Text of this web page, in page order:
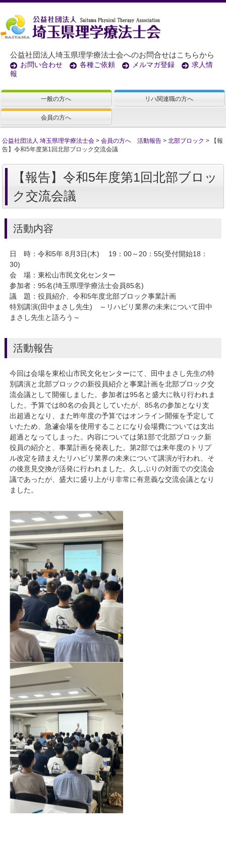
公益社団法人埼玉県理学療法士会へのお問合せはこちらから
お問い合わせ 各種ご依頼 メルマガ登録
求人情
報
一般の方へ リハ関連職の方へ
会員の方へ
公益社団法人 埼玉県理学療法士会 >会員の方へ 活動報告 >北部ブロック >
【報
告】令和5年度第1回北部ブロック交流会議
【報告】令和5年度第1回北部ブロッ
ク交流会議
活動内容
日 時：令和5年 8月3日(木) 19：00～20：55(受付開始18：
30)
会 場：東松山市民文化センター
参加者：95名(埼玉県理学療法士会員85名)
議 題：役員紹介、令和5年度北部ブロック事業計画
特別講演(田中まさし先生) ～リハビリ業界の未来について田中
まさし先生と語ろう～
活動報告
今回は会場を東松山市民文化センターにて、田中まさし先生の特
別講演と北部ブロックの新役員紹介と事業計画を北部ブロック交
流会議として開催しました。参加者は95名と盛大に執り行われま
した。予算では80名の会員としていたが、85名の参加となり支
出超過となり、また昨年度の予算ではオンライン開催を予定して
いたため、急遽会場を使用することになり会場費については支出
超過となってしまった。内容については第1部で北部ブロック新
役員の紹介と、事業計画を発表した。第2部では来年度のトリプ
ル改定を踏まえたリハビリ業界の未来について講演が行われ、そ
の後意見交換が活発に行われました。久しぶりの対面での交流会
議であったが、盛大に盛り上がり非常に有意義な交流会議となり
ました。